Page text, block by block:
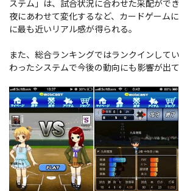
ステム」は、試合状況に合わせた采配がで
夜にあわせて変化するなど、カードゲーム
に最も近いリアル感が得られる。
また、総合ランキングではランクインして
わったシステムで今後の動向にも影響が出て